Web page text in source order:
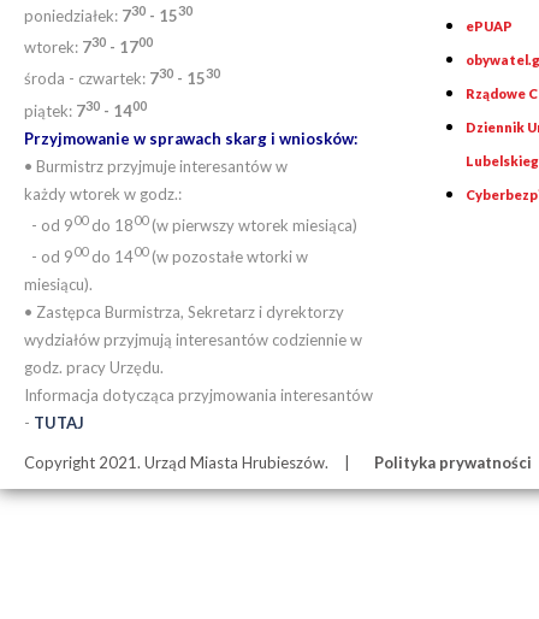
poniedziałek: 730 - 1530
wtorek: 730 - 1700
środa - czwartek: 730 - 1530
piątek: 730 - 1400
Przyjmowanie w sprawach skarg i wniosków:
• Burmistrz przyjmuje interesantów w
każdy wtorek w godz.:
- od 900do 1800(w pierwszy wtorek miesiąca)
- od 900do 1400(w pozostałe wtorki w
miesiącu).
• Zastępca Burmistrza, Sekretarz i dyrektorzy
wydziałów przyjmują interesantów codziennie w
godz. pracy Urzędu.
Informacja dotycząca przyjmowania interesantów
- TUTAJ
ePUAP
Rządowe
Dziennik
Copyright 2021. Urząd Miasta Hrubieszów. Polityka prywatności